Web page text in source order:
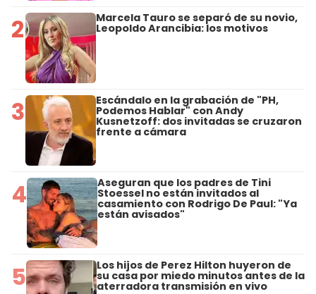
2 Marcela Tauro se separó de su novio,
Leopoldo Arancibia: los motivos
3 Escándalo en la grabación de "PH,
Podemos Hablar" con Andy
Kusnetzoff: dos invitadas se cruzaron
frente a cámara
4 Aseguran que los padres de Tini
Stoessel no están invitados al
casamiento con Rodrigo De Paul: "Ya
están avisados"
5 Los hijos de Perez Hilton huyeron de
su casa por miedo minutos antes de la
aterradora transmisión en vivo